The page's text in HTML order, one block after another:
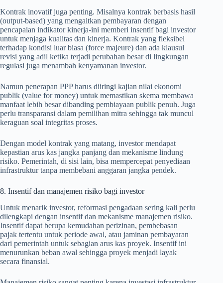
Kontrak inovatif juga penting. Misalnya kontrak berbasis hasil
(output-based) yang mengaitkan pembayaran dengan
pencapaian indikator kinerja-ini memberi insentif bagi investor
untuk menjaga kualitas dan kinerja. Kontrak yang fleksibel
terhadap kondisi luar biasa (force majeure) dan ada klausul
revisi yang adil ketika terjadi perubahan besar di lingkungan
regulasi juga menambah kenyamanan investor.
Namun penerapan PPP harus diiringi kajian nilai ekonomi
publik (value for money) untuk memastikan skema membawa
manfaat lebih besar dibanding pembiayaan publik penuh. Juga
perlu transparansi dalam pemilihan mitra sehingga tak muncul
keraguan soal integritas proses.
Dengan model kontrak yang matang, investor mendapat
kepastian arus kas jangka panjang dan mekanisme lindung
risiko. Pemerintah, di sisi lain, bisa mempercepat penyediaan
infrastruktur tanpa membebani anggaran jangka pendek.
8. Insentif dan manajemen risiko bagi investor
Untuk menarik investor, reformasi pengadaan sering kali perlu
dilengkapi dengan insentif dan mekanisme manajemen risiko.
Insentif dapat berupa kemudahan perizinan, pembebasan
pajak tertentu untuk periode awal, atau jaminan pembayaran
dari pemerintah untuk sebagian arus kas proyek. Insentif ini
menurunkan beban awal sehingga proyek menjadi layak
secara finansial.